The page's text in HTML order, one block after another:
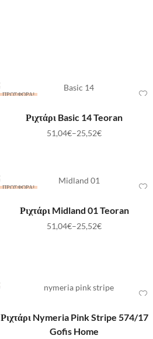
ΠΡΟΣΦΟΡΆ!
ΕΠΙΛΟΓΉ
Ριχτάρι Basic 14 Teoran
25,52€
–
51,04€
ΠΡΟΣΦΟΡΆ!
ΕΠΙΛΟΓΉ
Ριχτάρι Midland 01 Teoran
25,52€
–
51,04€
ΕΠΙΛΟΓΉ
Ριχτάρι Nymeria Pink Stripe 574/17
Gofis Home